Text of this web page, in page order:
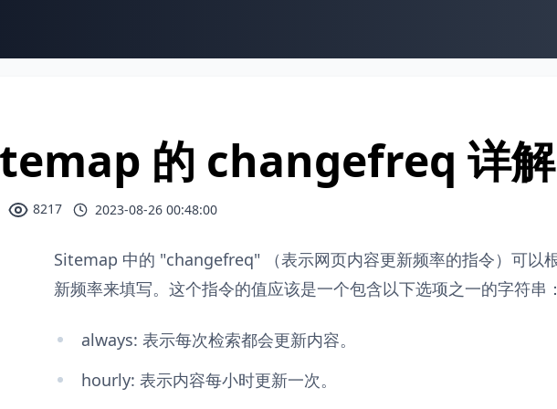
的 changefreq 详解
8217 2023-08-26 00:48:00
Sitemap 中的 "changefreq" （表示网页内容更新频率的指令）可以
新频率来填写。这个指令的值应该是一个包含以下选项之一的字符串：
always: 表示每次检索都会更新内容。
hourly: 表示内容每小时更新一次。